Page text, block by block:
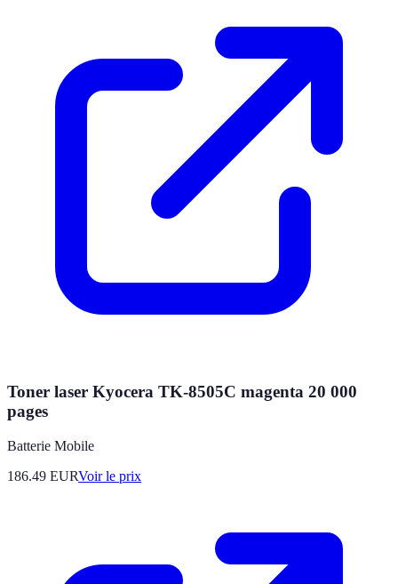
Toner laser Kyocera TK-8505C magenta 20 000
pages
Batterie Mobile
186.49 EURVoir le prix